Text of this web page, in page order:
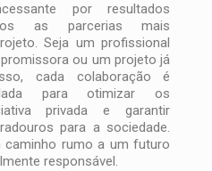
por resultados
as parcerias mais
Seja um profissional
ou um projeto já
cada colaboração é
para otimizar os
privada e garantir
para a sociedade.
rumo a um futuro
responsável.